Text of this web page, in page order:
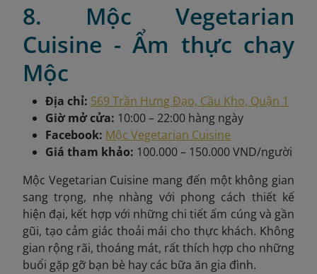
8. Mộc Vegetarian
Cuisine - Ẩm thực chay
Mộc
Địa chỉ: 569 Trần Hưng Đạo, Cầu Kho, Quận 1
Giờ mở cửa: 10:00 – 22:00 hàng ngày
Facebook: Mộc Vegetarian Cuisine
Giá tham khảo: 100.000 – 150.000 VND/người
Mộc Vegetarian Cuisine mang đến một không gian
sang trọng, nhẹ nhàng với phong cách thiết kế
hiện đại, kết hợp với những chi tiết ấm cúng và gần
gũi, tạo cảm giác thoải mái cho thực khách. Không
gian rộng rãi, thoáng mát, rất thích hợp cho những
buổi gặp gỡ bạn bè hay các bữa ăn gia đình.